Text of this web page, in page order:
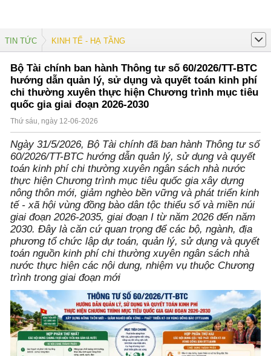
TIN TỨC KINH TẾ - HẠ TẦNG
Bộ Tài chính ban hành Thông tư số 60/2026/TT-BTC
hướng dẫn quản lý, sử dụng và quyết toán kinh phí
chi thường xuyên thực hiện Chương trình mục tiêu
quốc gia giai đoạn 2026-2030
Thứ sáu, ngày 12-06-2026
Ngày 31/5/2026, Bộ Tài chính đã ban hành Thông tư số
60/2026/TT-BTC hướng dẫn quản lý, sử dụng và quyết
toán kinh phí chi thường xuyên ngân sách nhà nước
thực hiện Chương trình mục tiêu quốc gia xây dựng
nông thôn mới, giảm nghèo bền vững và phát triển kinh
tế - xã hội vùng đồng bào dân tộc thiểu số và miền núi
giai đoạn 2026-2035, giai đoạn I từ năm 2026 đến năm
2030. Đây là căn cứ quan trọng để các bộ, ngành, địa
phương tổ chức lập dự toán, quản lý, sử dụng và quyết
toán nguồn kinh phí chi thường xuyên ngân sách nhà
nước thực hiện các nội dung, nhiệm vụ thuộc Chương
trình trong giai đoạn mới